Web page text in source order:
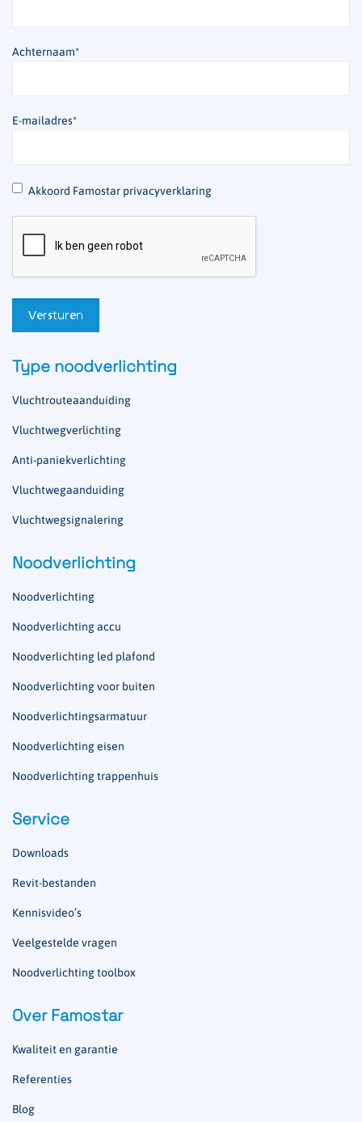
Achternaam*
E-mailadres*
* Akkoord Famostar privacyverklaring
Type noodverlichting
Vluchtrouteaanduiding
Vluchtwegverlichting
Anti-paniekverlichting
Vluchtwegaanduiding
Vluchtwegsignalering
Noodverlichting
Noodverlichting
Noodverlichting accu
Noodverlichting led plafond
Noodverlichting voor buiten
Noodverlichtingsarmatuur
Noodverlichting eisen
Noodverlichting trappenhuis
Service
Downloads
Revit-bestanden
Kennisvideo’s
Veelgestelde vragen
Noodverlichting toolbox
Over Famostar
Kwaliteit en garantie
Referenties
Blog